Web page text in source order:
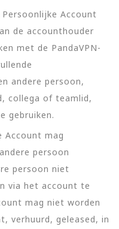
Account
de accounthouder
met de PandaVPN-
andere persoon,
collega of teamlid,
gebruiken.
Account mag
persoon
persoon niet
via het account te
mag niet worden
verhuurd, geleased, in